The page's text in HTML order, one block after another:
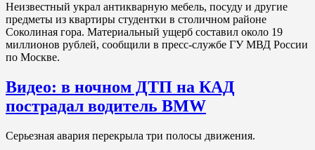
Неизвестный украл антикварную мебель, посуду и другие
предметы из квартиры студентки в столичном районе
Соколиная гора. Материальный ущерб составил около 19
миллионов рублей, сообщили в пресс-службе ГУ МВД России
по Москве.
Видео: в ночном ДТП на КАД
пострадал водитель BMW
Серьезная авария перекрыла три полосы движения.